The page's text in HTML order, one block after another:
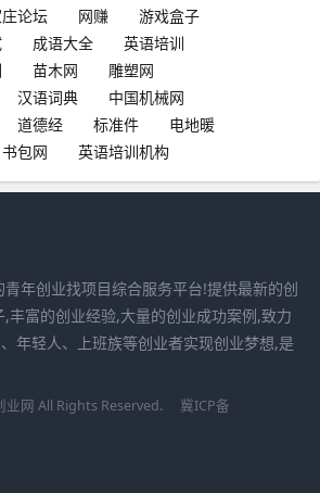
论坛 网赚
游戏盒子
成语大全
英语培训
苗木网
雕塑网
汉语词典
中国机械网
道德经 标准件
电地暖
书包网 英语培训机构
年创业找项目综合服务平台!提供最新的创
丰富的创业经验,大量的创业成功案例,致力
年轻人、上班族等创业者实现创业梦想,是
网 All Rights Reserved.
冀ICP备